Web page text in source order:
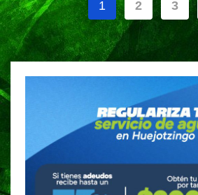
de
entradas
1 2 3